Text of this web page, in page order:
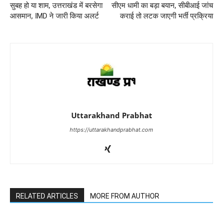
सुबह हो या शाम, उत्तराखंड में बरसेगा
आसमान, IMD ने जारी किया अलर्ट
सीएम धामी का बड़ा बयान, सीबीआई जांच
कराई तो लटक जाएगी भर्ती प्रक्रिया
Uttarakhand Prabhat
https://uttarakhandprabhat.com
RELATED ARTICLES MORE FROM AUTHOR